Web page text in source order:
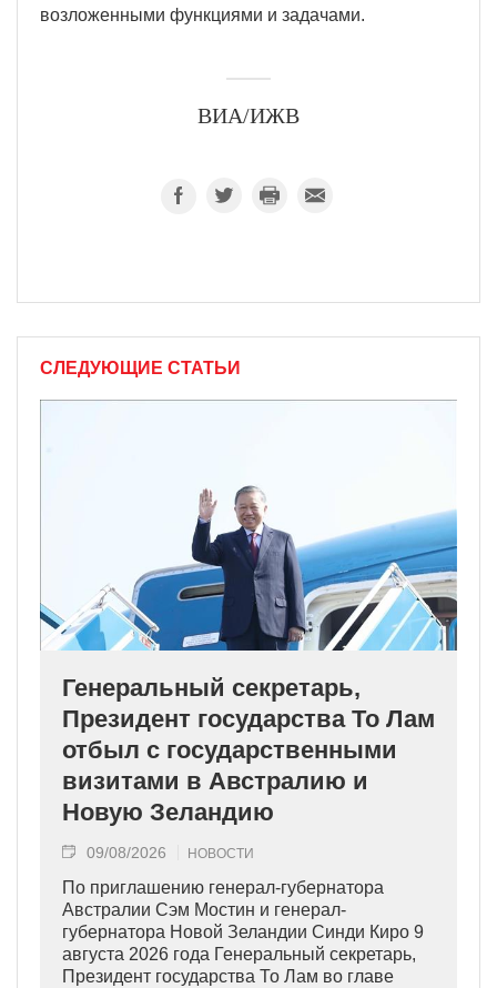
возложенными функциями и задачами.
ВИА/ИЖВ
СЛЕДУЮЩИЕ СТАТЬИ
Генеральный секретарь,
Президент государства То Лам
отбыл с государственными
визитами в Австралию и
Новую Зеландию
09/08/2026 НОВОСТИ
По приглашению генерал-губернатора
Австралии Сэм Мостин и генерал-
губернатора Новой Зеландии Синди Киро 9
августа 2026 года Генеральный секретарь,
Президент государства То Лам во главе